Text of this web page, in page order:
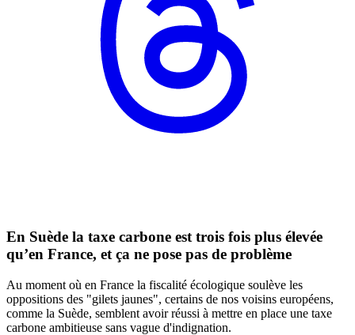
En Suède la taxe carbone est trois fois plus élevée
qu’en France, et ça ne pose pas de problème
Au moment où en France la fiscalité écologique soulève les
oppositions des "gilets jaunes", certains de nos voisins européens,
comme la Suède, semblent avoir réussi à mettre en place une taxe
carbone ambitieuse sans vague d'indignation.